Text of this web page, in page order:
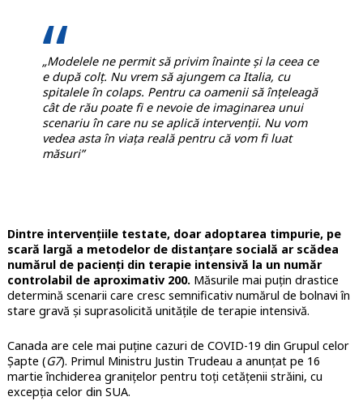
„Modelele ne permit să privim înainte și la ceea ce
e după colț. Nu vrem să ajungem ca Italia, cu
spitalele în colaps. Pentru ca oamenii să înțeleagă
cât de rău poate fi e nevoie de imaginarea unui
scenariu în care nu se aplică intervenții. Nu vom
vedea asta în viața reală pentru că vom fi luat
măsuri”
Dintre intervențiile testate, doar adoptarea timpurie, pe
scară largă a metodelor de distanțare socială ar scădea
numărul de pacienți din terapie intensivă la un număr
controlabil de aproximativ 200.Măsurile mai puțin drastice
determină scenarii care cresc semnificativ numărul de bolnavi în
stare gravă și suprasolicită unitățile de terapie intensivă.
Canada are cele mai puține cazuri de COVID-19 din Grupul celor
Șapte (G7). Primul Ministru Justin Trudeau a anunțat pe 16
martie închiderea granițelor pentru toți cetățenii străini, cu
excepția celor din SUA.